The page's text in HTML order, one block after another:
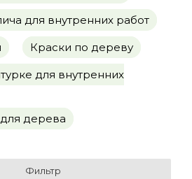
для внутренних работ
Краски по дереву
для внутренних
дерева
Фильтр